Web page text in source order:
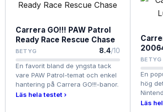
Carrera GO!!! PAW Patrol
Ready Race Rescue Chase
BETYG 8.4/10
En favorit bland de yngsta tack
vare PAW Patrol-temat och enkel
hantering på Carrera GO!!!-banor.
Läs hela testet ›
BETYG
En
hög
Läs